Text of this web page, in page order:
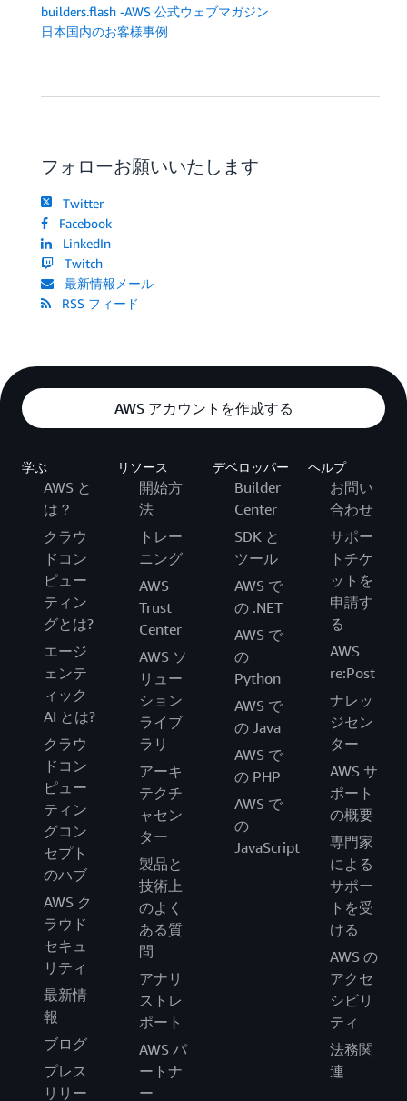
builders.flash -AWS 公式ウェブマガジン
日本国内のお客様事例
フォローお願いいたします
Twitter
Facebook
LinkedIn
Twitch
最新情報メール
RSS フィード
AWS アカウントを作成する
学ぶ
AWS と
は？
クラウ
ドコン
ピュー
ティン
グとは?
エージ
ェンテ
ィック
AI とは?
クラウ
ドコン
ピュー
ティン
グコン
セプト
のハブ
AWS ク
ラウド
セキュ
リティ
最新情
報
ブログ
プレス
リリー
リソース
開始方
法
トレー
ニング
AWS
Trust
Center
AWS ソ
リュー
ション
ライブ
ラリ
アーキ
テクチ
ャセン
ター
製品と
技術上
のよく
ある質
問
アナリ
ストレ
ポート
AWS パ
ートナ
ー
デベロッパー
Builder
Center
SDK と
ツール
AWS で
の .NET
AWS で
の
Python
AWS で
の Java
AWS で
の PHP
AWS で
の
JavaScript
ヘルプ
お問い
合わせ
サポー
トチケ
ットを
申請す
る
AWS
re:Post
ナレッ
ジセン
ター
AWS サ
ポート
の概要
専門家
による
サポー
トを受
ける
AWS の
アクセ
シビリ
ティ
法務関
連